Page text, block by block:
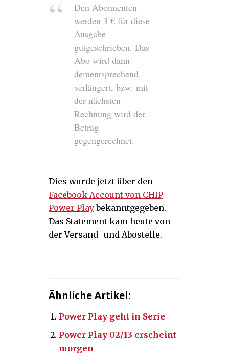
Den Abonnenten
werden 3 € für diese
Ausgabe
gutgeschrieben. Das
Abo wird dann
dementsprechend
verlängert, bzw. mit
der nächsten
Rechnung wird der
Betrag
gegengerechnet.
Dies wurde jetzt über den
Facebook-Account von CHIP
Power Playbekanntgegeben.
Das Statement kam heute von
der Versand- und Abostelle.
Ähnliche Artikel:
Power Play geht in Serie
Power Play 02/13 erscheint
morgen